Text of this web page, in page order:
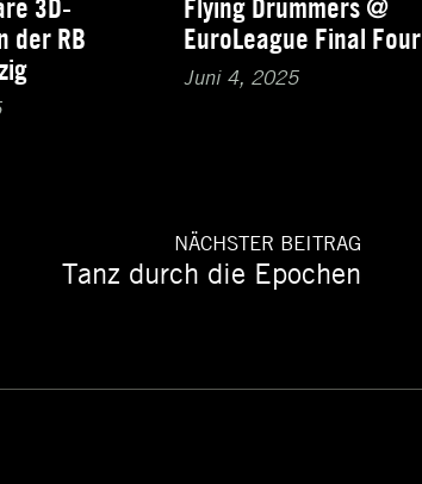
3D-
der RB
Flying Drummers @
EuroLeague Final Four
Juni 4, 2025
NÄCHSTER BEITRAG
Nächster
Beitrag:
Tanz durch die Epochen